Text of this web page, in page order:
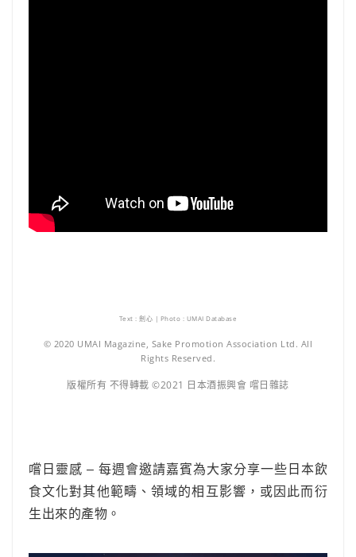
Text : 劍心 | Photo : UMAI Database
© 2020 UMAI Magazine, Sake Promotion Association Ltd. All
Rights Reserved.
版權所有 不得轉載 ©2021 日本酒振興會 嚐日雜誌
嚐日靈感 – 每週會邀請嘉賓為大家分享一些日本飲
食文化對其他範疇、領域的相互影響，或因此而衍
生出來的產物。